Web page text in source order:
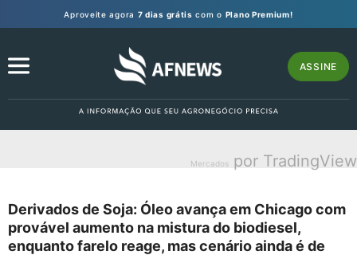
Aproveite agora 7 dias grátis com o Plano Premium!
ASSINE
Mercados por TradingView
Derivados de Soja: Óleo avança em Chicago com
provável aumento na mistura do biodiesel,
enquanto farelo reage, mas cenário ainda é de